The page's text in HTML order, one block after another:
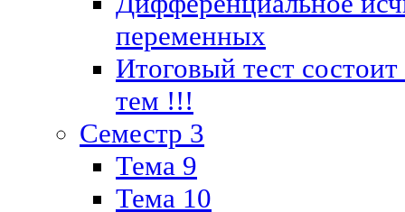
переменных
Итоговый тест
тем !!!
Семестр 3
Тема 9
Тема 10